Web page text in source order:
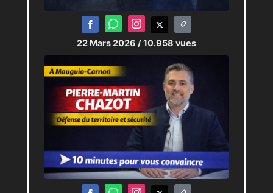
22 Mars 2026 / 10.958 vues